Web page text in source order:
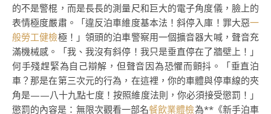
的不是警棍，而是長長的測量尺和巨大的電子角度儀，臉上的
表情極度嚴肅。「違反泊車維度基本法！斜停入庫！罪大惡一
般勞工健檢極！」領頭的泊車警察用一個擴音器大喊，聲音充
滿機械感。「我、我沒有斜停！我只是垂直停在了牆壁上！」
何手殘趕緊為自己辯解，但聲音因為恐懼而顫抖。「垂直泊
車？那是在第三次元的行為，在這裡，你的車體與停車線的夾
角是——八十九點七度！按照維度法則，你必須接受懲罰！」
懲罰的內容是：無限次觀看一部名餐飲業體檢為**《新手泊車